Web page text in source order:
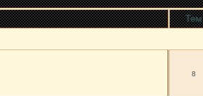
Тем
8